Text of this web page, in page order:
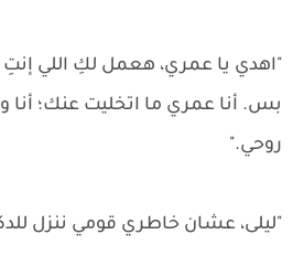
"اهدي يا عمري، هعمل لكِ اللي
بس. أنا عمري ما اتخليت عنك؛ أنا
روحي."
"ليلى، عشان خاطري قومي ننزل